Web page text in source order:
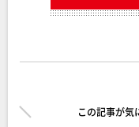
この記事が気